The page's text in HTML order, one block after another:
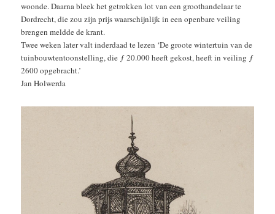
woonde. Daarna bleek het getrokken lot van een groothandelaar te
Dordrecht, die zou zijn prijs waarschijnlijk in een openbare veiling
brengen meldde de krant.
Twee weken later valt inderdaad te lezen ‘De groote wintertuin van de
tuinbouwtentoonstelling, die ƒ 20.000 heeft gekost, heeft in veiling ƒ
2600 opgebracht.’
Jan Holwerda